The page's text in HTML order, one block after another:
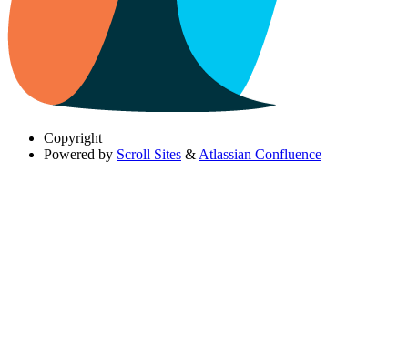
Copyright
Powered by Scroll Sites & Atlassian Confluence